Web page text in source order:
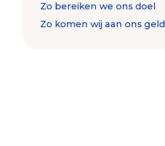
Zo bereiken we ons doel
Zo komen wij aan ons geld